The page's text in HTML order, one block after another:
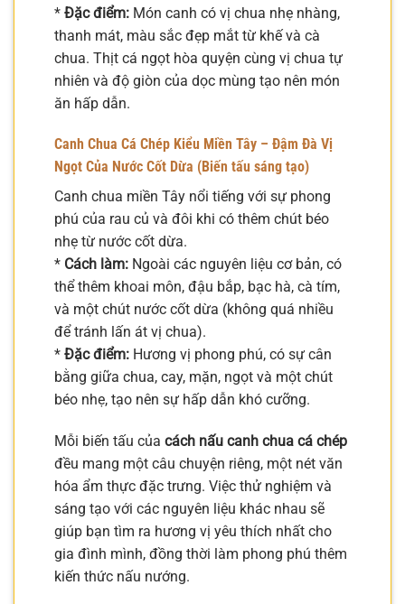
* Đặc điểm: Món canh có vị chua nhẹ nhàng,
thanh mát, màu sắc đẹp mắt từ khế và cà
chua. Thịt cá ngọt hòa quyện cùng vị chua tự
nhiên và độ giòn của dọc mùng tạo nên món
ăn hấp dẫn.
Canh Chua Cá Chép Kiểu Miền Tây – Đậm Đà Vị
Ngọt Của Nước Cốt Dừa (Biến tấu sáng tạo)
Canh chua miền Tây nổi tiếng với sự phong
phú của rau củ và đôi khi có thêm chút béo
nhẹ từ nước cốt dừa.
* Cách làm: Ngoài các nguyên liệu cơ bản, có
thể thêm khoai môn, đậu bắp, bạc hà, cà tím,
và một chút nước cốt dừa (không quá nhiều
để tránh lấn át vị chua).
* Đặc điểm: Hương vị phong phú, có sự cân
bằng giữa chua, cay, mặn, ngọt và một chút
béo nhẹ, tạo nên sự hấp dẫn khó cưỡng.
Mỗi biến tấu của cách nấu canh chua cá chép
đều mang một câu chuyện riêng, một nét văn
hóa ẩm thực đặc trưng. Việc thử nghiệm và
sáng tạo với các nguyên liệu khác nhau sẽ
giúp bạn tìm ra hương vị yêu thích nhất cho
gia đình mình, đồng thời làm phong phú thêm
kiến thức nấu nướng.